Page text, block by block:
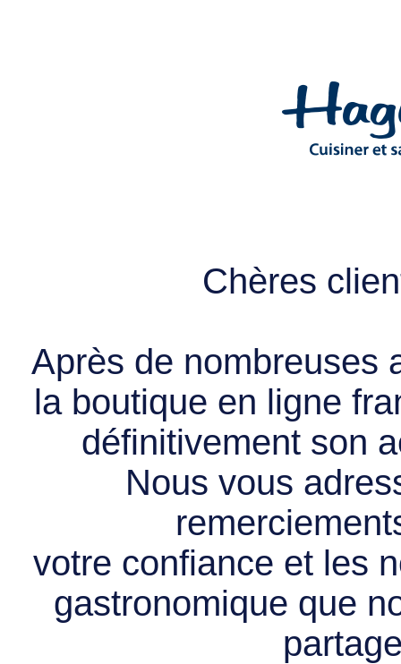
Chères
Après de nombreuses
la boutique en ligne
définitivement son
Nous vous
votre confiance et les
gastronomique que